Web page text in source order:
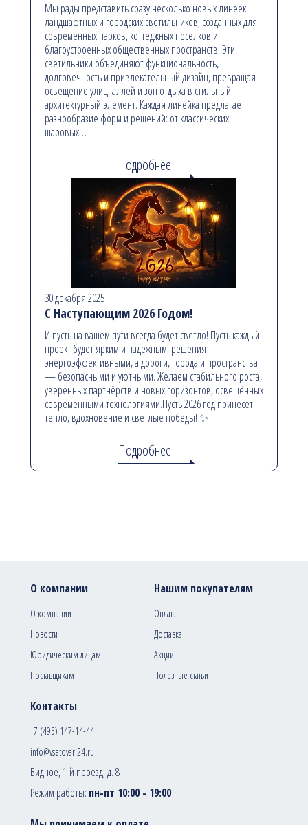
Мы рады представить сразу несколько новых линеек
ландшафтных и городских светильников, созданных для
современных парков, коттеджных поселков и
благоустроенных общественных пространств. Эти
светильники объединяют функциональность,
долговечность и привлекательный дизайн, превращая
освещение улиц, аллей и зон отдыха в стильный
архитектурный элемент. Каждая линейка предлагает
разнообразие форм и решений: от классических
шаровых…
Подробнее
30 декабря 2025
С Наступающим 2026 Годом!
И пусть на вашем пути всегда будет светло! Пусть каждый
проект будет ярким и надёжным, решения —
энергоэффективными, а дороги, города и пространства
— безопасными и уютными. Желаем стабильного роста,
уверенных партнёрств и новых горизонтов, освещённых
современными технологиями.Пусть 2026 год принесёт
тепло, вдохновение и светлые победы! ✨
Подробнее
Контакты
+7 (495) 147-14-44
info@vsetovari24.ru
Видное, 1-й проезд, д. 8
Режим работы: пн-пт 10:00 - 19:00
О компании
О компании
Новости
Юридическим лицам
Поставщикам
Нашим покупателям
Оплата
Доставка
Акции
Полезные статьи